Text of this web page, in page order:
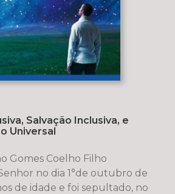
Salvação Inclusiva, e
Universal
Gomes Coelho Filho
e foi sepultado, no